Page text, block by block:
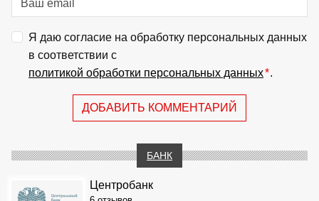
Я даю согласие на обработку персональных данных
в соответствии с
политикой обработки персональных данных*.
ДОБАВИТЬ КОММЕНТАРИЙ
БАНК
Центробанк